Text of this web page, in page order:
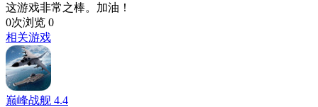
这游戏非常之棒。加油！
0次浏览 0
相关游戏
巅峰战舰 4.4